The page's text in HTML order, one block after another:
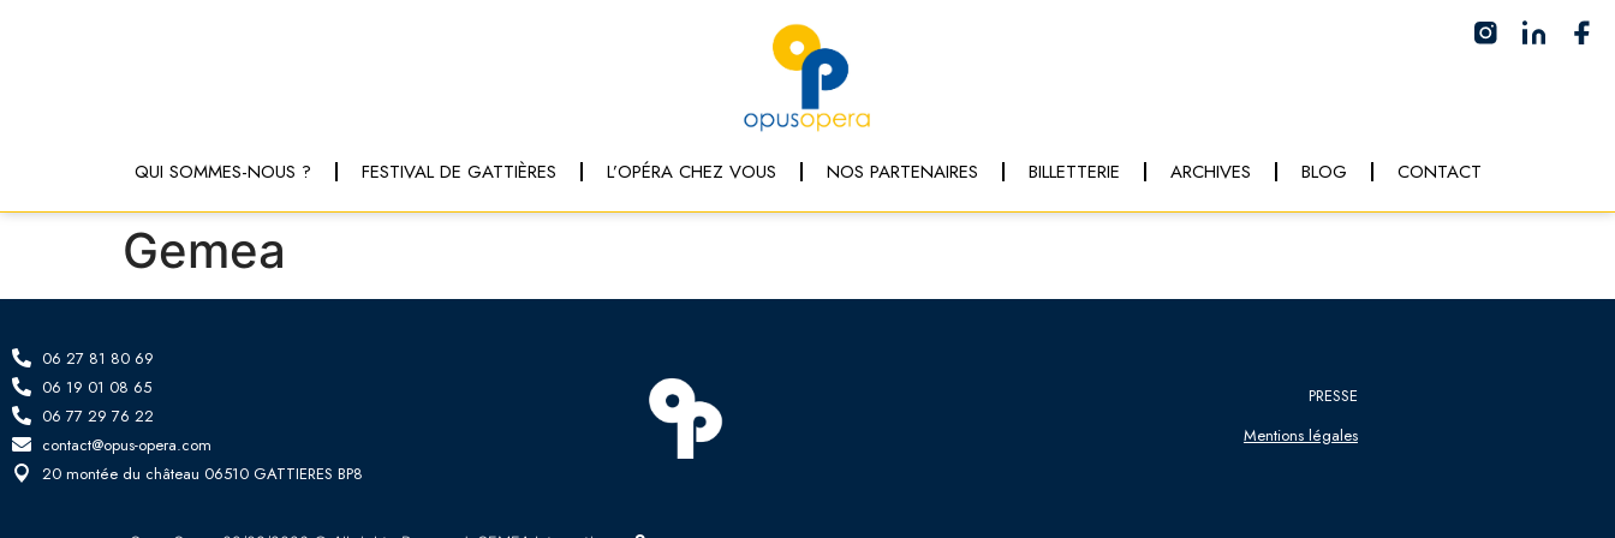
QUI SOMMES-NOUS ? FESTIVAL DE GATTIÈRES L’OPÉRA CHEZ VOUS NOS PARTENAIRES BILLETTERIE ARCHIVES BLOG CONTACT
Gemea
06 27 81 80 69
06 19 01 08 65
06 77 29 76 22
contact@opus-opera.com
20 montée du château 06510 GATTIERES BP8
PRESSE
Mentions légales